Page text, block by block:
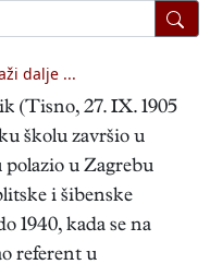
dalje ...
(Tisno, 27. IX. 1905
školu završio u
polazio u Zagrebu
i šibenske
1940, kada se na
referent u